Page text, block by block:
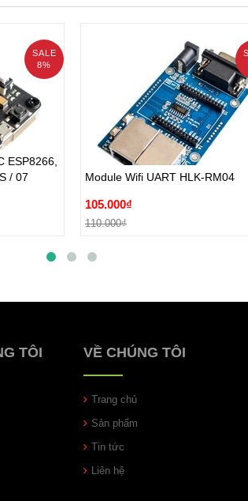
SALE
8%
ESP8266,
/ 07
ESP8266,
/ 07
Module Wifi UART HLK-RM04
105.000₫
110.000₫
Module Wifi UART HLK-RM04
105.000₫
TÔI VỀ CHÚNG TÔI
Trang chủ
Sản phẩm
Tin tức
Liên hệ